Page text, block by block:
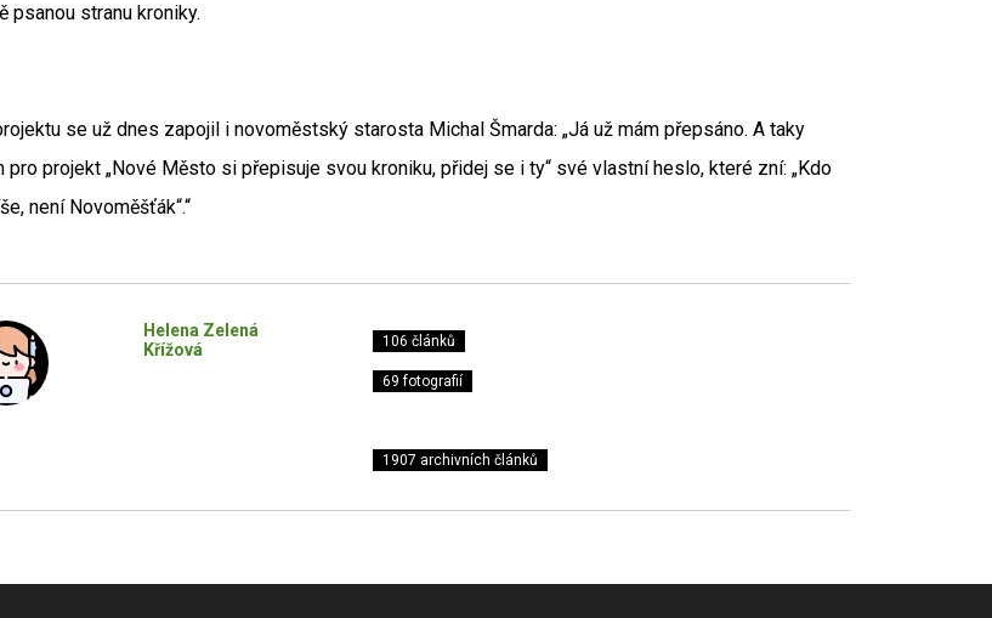
psanou stranu kroniky.
se už dnes zapojil i novoměstský starosta Michal Šmarda: „Já už mám přepsáno. A taky
pro projekt „Nové Město si přepisuje svou kroniku, přidej se i ty“ své vlastní heslo, které zní: „Kdo
není Novoměšťák“.“
Helena Zelená
Křížová
106 článků
69 fotografií
1907 archivních článků